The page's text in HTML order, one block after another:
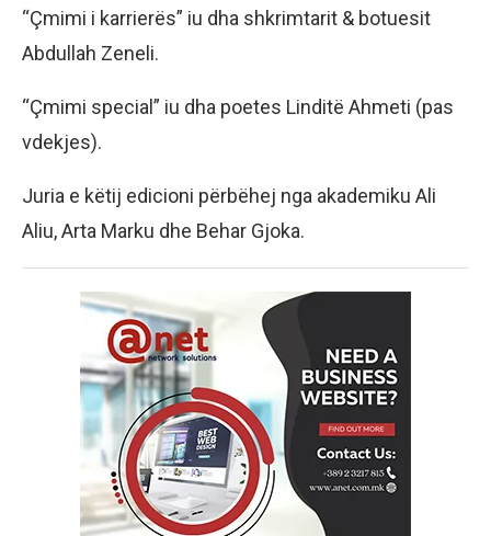
“Çmimi i karrierës” iu dha shkrimtarit & botuesit
Abdullah Zeneli.
“Çmimi special” iu dha poetes Linditë Ahmeti (pas
vdekjes).
Juria e këtij edicioni përbëhej nga akademiku Ali
Aliu, Arta Marku dhe Behar Gjoka.